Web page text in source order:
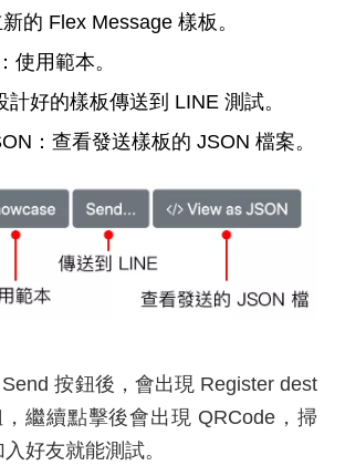
的 Flex Message 樣板。
使用範本。
計好的樣板傳送到 LINE 測試。
：查看發送樣板的 JSON 檔案。
按鈕後，會出現 Register dest
繼續點擊後會出現 QRCode，掃
好友就能測試。